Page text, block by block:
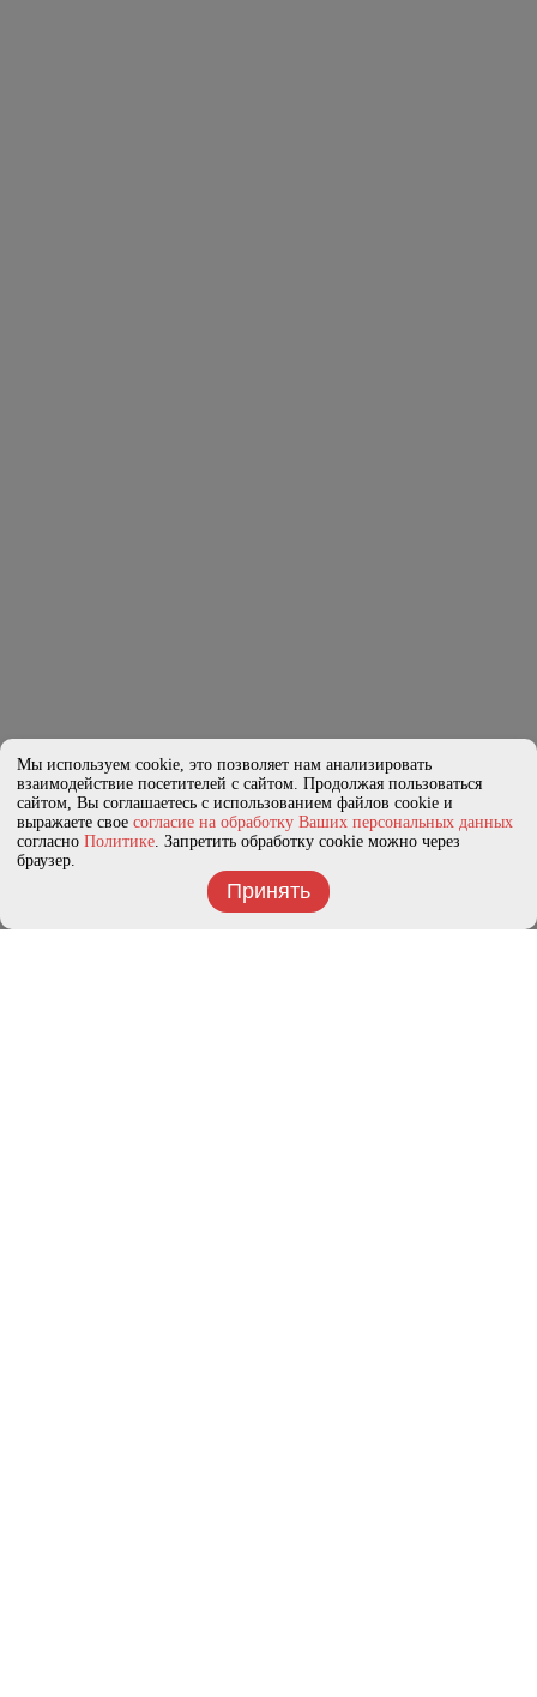
Мы используем cookie, это позволяет нам анализировать
взаимодействие посетителей с сайтом. Продолжая пользоваться
сайтом, Вы соглашаетесь с использованием файлов cookie и
выражаете свое согласие на обработку Ваших персональных данных
согласно Политике. Запретить обработку cookie можно через
браузер.
Принять